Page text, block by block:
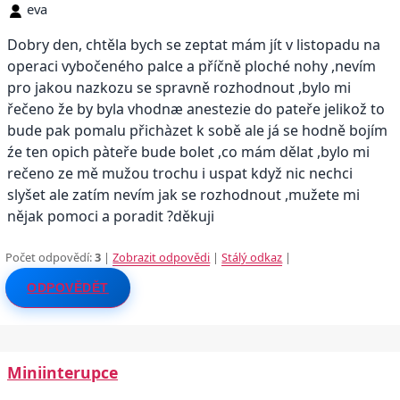
eva
Dobry den, chtěla bych se zeptat mám jít v listopadu na
operaci vybočeného palce a příčně ploché nohy ,nevím
pro jakou nazkozu se spravně rozhodnout ,bylo mi
řečeno že by byla vhodnæ anestezie do pateře jelikož to
bude pak pomalu přichàzet k sobě ale já se hodně bojím
źe ten opich pàteře bude bolet ,co mám dělat ,bylo mi
rečeno ze mě mužou trochu i uspat když nic nechci
slyšet ale zatím nevím jak se rozhodnout ,mužete mi
nějak pomoci a poradit ?děkuji
Počet odpovědí:3 |Zobrazit odpovědi |Stálý odkaz |
ODPOVĚDĚT
Miniinterupce